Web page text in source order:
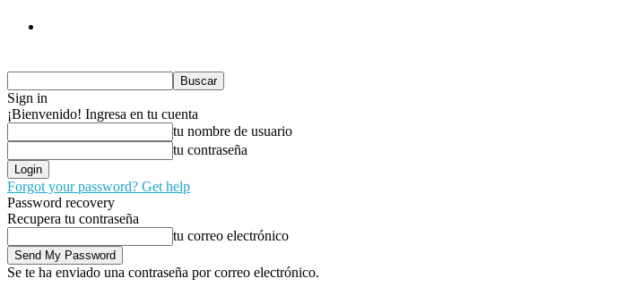
Sign in
¡Bienvenido! Ingresa en tu cuenta
tu nombre de usuario
tu contraseña
Forgot your password? Get help
Password recovery
Recupera tu contraseña
tu correo electrónico
Se te ha enviado una contraseña por correo electrónico.